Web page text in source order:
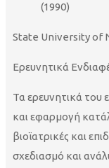
(1990)
State University of
Ερευνητικά
Τα ερευνητικά
και εφαρμογή
βιοϊατρικές και
σχεδιασμό και